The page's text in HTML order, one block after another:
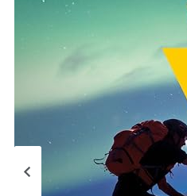
Page précédente